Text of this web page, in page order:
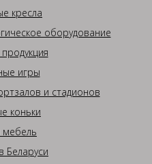
кресла
оборудование
игры
и стадионов
коньки
мебель
Беларуси